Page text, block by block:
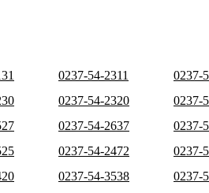
0237-54-2311 0237-
0237-54-2320 0237-
0237-54-2637 0237-
0237-54-2472 0237-
0237-54-3538 0237-